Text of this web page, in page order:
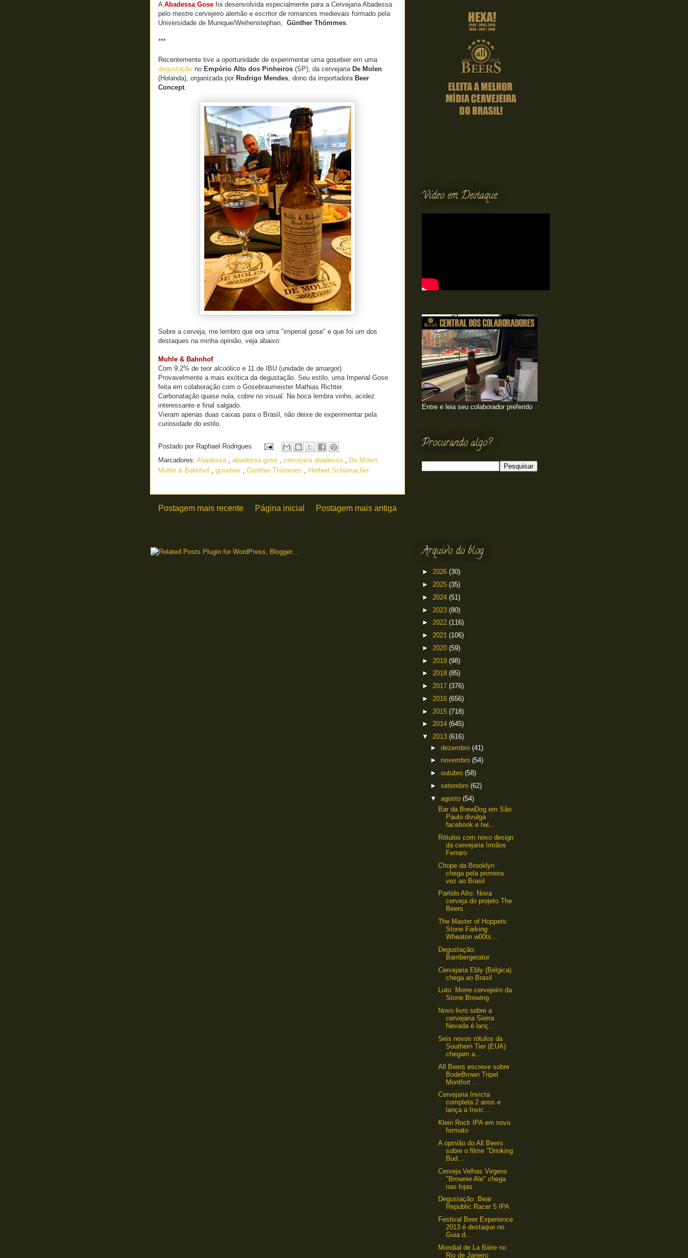
A Abadessa Gose foi desenvolvida especialmente para a Cervejaria Abadessa
pelo mestre cervejeiro alemão e escritor de romances medievais formado pela
Universidade de Munique/Weihenstephan, Günther Thömmes.
***
Recentemente tive a oportunidade de experimentar uma gosebier em uma
degustação no Empório Alto dos Pinheiros (SP), da cervejaria De Molen
(Holanda), organizada por Rodrigo Mendes, dono da importadora Beer
Concept.
Sobre a cerveja, me lembro que era uma "imperial gose" e que foi um dos
destaques na minha opinião, veja abaixo:
Muhle & Bahnhof
Com 9,2% de teor alcoólico e 11 de IBU (unidade de amargor).
Provavelmente a mais exótica da degustação. Seu estilo, uma Imperial Gose
feita em colaboração com o Gosebraumeister Mathias Richter.
Carbonatação quase nula, cobre no visual. Na boca lembra vinho, acidez
interessante e final salgado.
Vieram apenas duas caixas para o Brasil, não deixe de experimentar pela
curiosidade do estilo.
Postado por Raphael Rodrigues
Marcadores: Abadessa , abadessa gose , cervejaria abadessa , De Molen
Muhle & Bahnhof , gosebier , Günther Thömmes , Herbert Schumacher
Postagem mais recente Postagem mais antiga
Página inicial
Vídeo em Destaque
Entre e leia seu colaborador preferido
Procurando algo?
Arquivo do blog
► 2026 (30)
► 2025 (35)
► 2024 (51)
► 2023 (80)
► 2022 (116)
► 2021 (106)
► 2020 (59)
► 2019 (98)
► 2018 (85)
► 2017 (376)
► 2016 (656)
► 2015 (718)
► 2014 (645)
▼ 2013 (616)
► dezembro (41)
► novembro (54)
► outubro (58)
► setembro (62)
▼ agosto (54)
Bar da BrewDog em São
Paulo divulga
facebook e twi...
Rótulos com novo design
da cervejaria Irmãos
Ferraro
Chope da Brooklyn
chega pela primeira
vez ao Brasil
Partido Alto: Nova
cerveja do projeto The
Beers
The Master of Hoppets:
Stone Farking
Wheaton w00ts...
Degustação:
Bambergerator
Cervejaria Ebly (Bélgica)
chega ao Brasil
Luto: Morre cervejeiro da
Stone Brewing
Novo livro sobre a
cervejaria Sierra
Nevada é lanç...
Seis novos rótulos da
Southern Tier (EUA)
chegam a...
All Beers escreve sobre
BodeBrown Tripel
Montfort ...
Cervejaria Invicta
completa 2 anos e
lança a Invic...
Klein Rock IPA em novo
formato
A opinião do All Beers
sobre o filme "Drinking
Bud...
Cerveja Velhas Virgens
"Brownie Ale" chega
nas lojas
Degustação: Bear
Republic Racer 5 IPA
Festival Beer Experience
2013 é destaque no
Guia d...
Mondial de La Bière no
Rio de Janeiro